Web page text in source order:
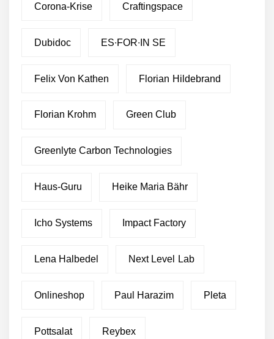
Corona-Krise Craftingspace
Dubidoc ES∙FOR∙IN SE
Felix Von Kathen Florian Hildebrand
Florian Krohm Green Club
Greenlyte Carbon Technologies
Haus-Guru Heike Maria Bähr
Icho Systems Impact Factory
Lena Halbedel Next Level Lab
Onlineshop Paul Harazim Pleta
Pottsalat Reybex